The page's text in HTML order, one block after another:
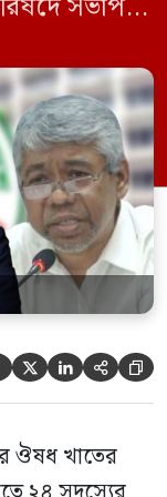
স্বাস্থ্য ও
একই সঙ্গে
উন্নয়ন
এবং
   
ঔষধ খাতের